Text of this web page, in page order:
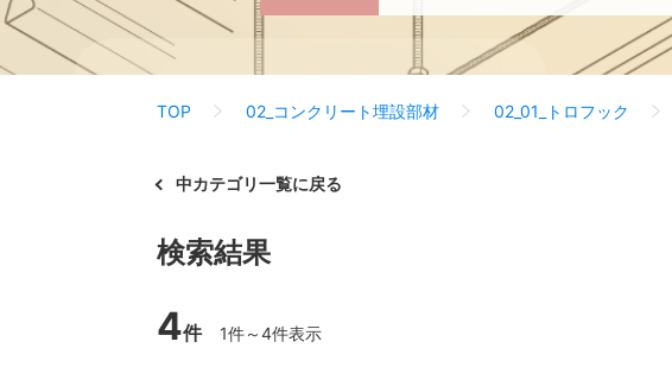
TOP 02_コンクリート埋設部材 02_01_トロフック
中カテゴリ一覧に戻る
検索結果
4件 1件～4件表示